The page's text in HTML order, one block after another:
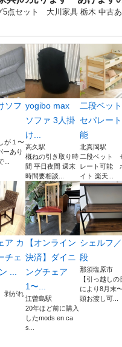
5点セット 大川家具 栃木 中古
ソフ
が１〜
ーあり
...
yogibo max
ソファ 3人掛
け...
高久駅
概ねの引き取り時
間 平日夜間 週末
時間要相談...
二段ベッ
セパレー
能
北真岡駅
二段ベット
レート可能
イト 楽天...
ア カ
チェ
...
剥がれ
【オンライン
決済】ダイニ
ングチェア
1〜...
江曽島駅
20年ほど前に購入
したmods en ca
s...
シェルフ
段
那須塩原市
【引っ越しの
により8月末
頭お渡し可...